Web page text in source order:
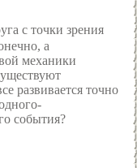
с точки зрения
а
механики
развивается точно
события?